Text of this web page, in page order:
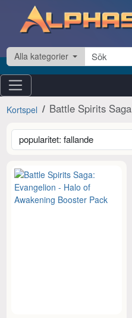
Hoppa till innehåll
Alla kategorier
Kortspel Battle Spirits Saga